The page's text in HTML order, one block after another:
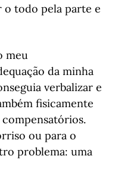
todo pela parte e
meu
da minha
verbalizar e
fisicamente
ou para o
problema: uma